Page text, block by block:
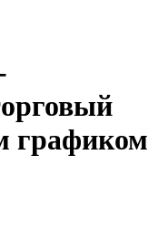
графиком